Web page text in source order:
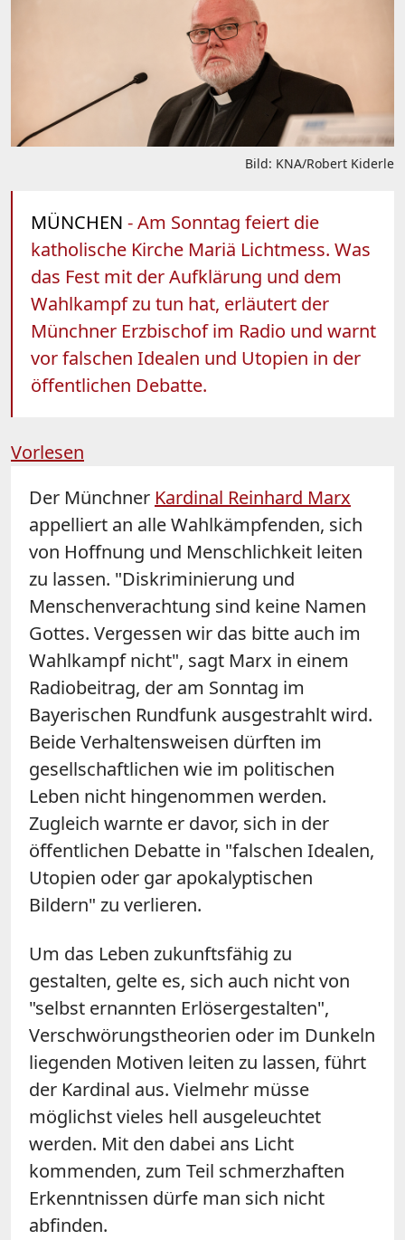
Bild: KNA/Robert Kiderle
MÜNCHEN - Am Sonntag feiert die
katholische Kirche Mariä Lichtmess. Was
das Fest mit der Aufklärung und dem
Wahlkampf zu tun hat, erläutert der
Münchner Erzbischof im Radio und warnt
vor falschen Idealen und Utopien in der
öffentlichen Debatte.
Vorlesen
Der Münchner Kardinal Reinhard Marx
appelliert an alle Wahlkämpfenden, sich
von Hoffnung und Menschlichkeit leiten
zu lassen. "Diskriminierung und
Menschenverachtung sind keine Namen
Gottes. Vergessen wir das bitte auch im
Wahlkampf nicht", sagt Marx in einem
Radiobeitrag, der am Sonntag im
Bayerischen Rundfunk ausgestrahlt wird.
Beide Verhaltensweisen dürften im
gesellschaftlichen wie im politischen
Leben nicht hingenommen werden.
Zugleich warnte er davor, sich in der
öffentlichen Debatte in "falschen Idealen,
Utopien oder gar apokalyptischen
Bildern" zu verlieren.
Um das Leben zukunftsfähig zu
gestalten, gelte es, sich auch nicht von
"selbst ernannten Erlösergestalten",
Verschwörungstheorien oder im Dunkeln
liegenden Motiven leiten zu lassen, führt
der Kardinal aus. Vielmehr müsse
möglichst vieles hell ausgeleuchtet
werden. Mit den dabei ans Licht
kommenden, zum Teil schmerzhaften
Erkenntnissen dürfe man sich nicht
abfinden.